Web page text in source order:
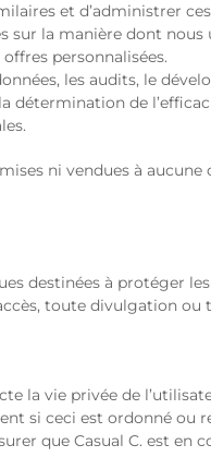
et d’administrer
la manière dont nous
personnalisées.
les audits, le
détermination de
ni vendues à
destinées à protéger
toute divulgation ou
la vie privée de
si ceci est ordonné
que Casual C. est en